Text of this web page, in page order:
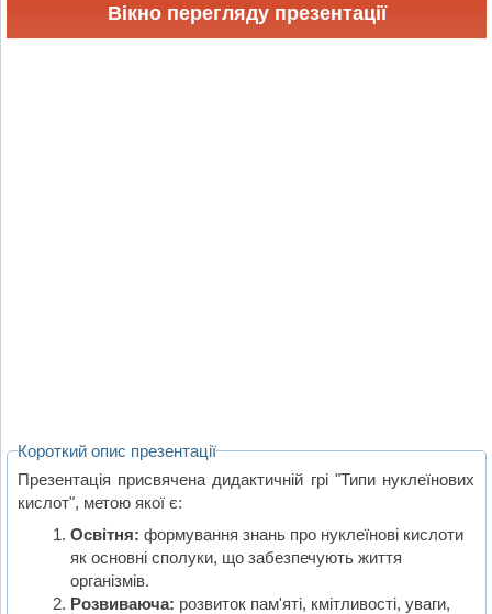
Вікно перегляду презентації
Короткий опис презентації
Презентація присвячена дидактичній грі "Типи нуклеїнових
кислот", метою якої є:
Освітня: формування знань про нуклеїнові кислоти
як основні сполуки, що забезпечують життя
організмів.
Розвиваюча: розвиток пам'яті, кмітливості, уваги,